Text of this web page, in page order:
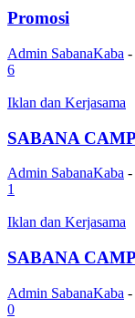
Promosi
Admin SabanaKaba -
6
Iklan dan Kerjasama
SABANA
Admin SabanaKaba -
1
Iklan dan Kerjasama
SABANA
Admin SabanaKaba -
0